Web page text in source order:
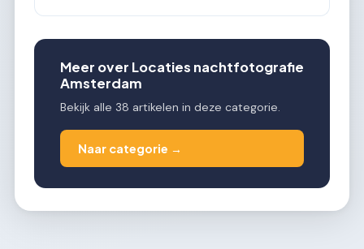
Meer over Locaties nachtfotografie
Amsterdam
Bekijk alle 38 artikelen in deze categorie.
Naar categorie →